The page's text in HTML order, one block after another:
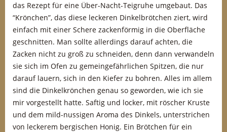
das Rezept für eine Über-Nacht-Teigruhe umgebaut. Das
“Krönchen”, das diese leckeren Dinkelbrötchen ziert, wird
einfach mit einer Schere zackenförmig in die Oberfläche
geschnitten. Man sollte allerdings darauf achten, die
Zacken nicht zu groß zu schneiden, denn dann verwandeln
sie sich im Ofen zu gemeingefährlichen Spitzen, die nur
darauf lauern, sich in den Kiefer zu bohren. Alles im allem
sind die Dinkelkrönchen genau so geworden, wie ich sie
mir vorgestellt hatte. Saftig und locker, mit röscher Kruste
und dem mild-nussigen Aroma des Dinkels, unterstrichen
von leckerem bergischen Honig. Ein Brötchen für ein